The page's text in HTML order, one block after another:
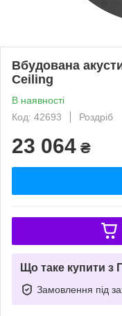
Вбудована
Ceiling
В наявності
Код: 42693
Роздріб
23 064 ₴
Що таке купити з
Замовлення під